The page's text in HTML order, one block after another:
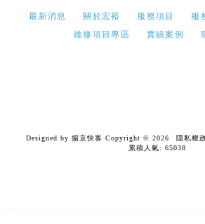
最新消息 關於宏裕 服務項目 服
維修項目專區
實績案例
Designed by 揚京快客 Copyright © 2026 隱私權
累積人氣: 65038